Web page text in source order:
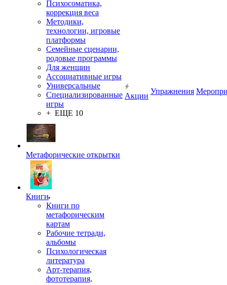
Психосоматика,
коррекция веса
Методики,
технологии, игровые
платформы
Семейные сценарии,
родовые программы
Для женщин
Ассоциативные игры
Универсальные
Специализированные
игры
+ ЕЩЕ 10
Метафорические открытки
Книги
Книги по
метафорическим
картам
Рабочие тетради,
альбомы
Психологическая
литература
Арт-терапия,
фототерапия,
Акции
Упражнения